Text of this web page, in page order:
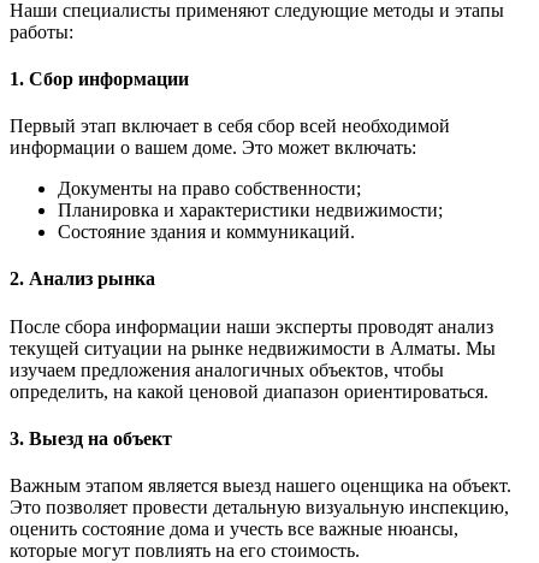
Наши специалисты применяют следующие методы и этапы
работы:
1. Сбор информации
Первый этап включает в себя сбор всей необходимой
информации о вашем доме. Это может включать:
Документы на право собственности;
Планировка и характеристики недвижимости;
Состояние здания и коммуникаций.
2. Анализ рынка
После сбора информации наши эксперты проводят анализ
текущей ситуации на рынке недвижимости в Алматы. Мы
изучаем предложения аналогичных объектов, чтобы
определить, на какой ценовой диапазон ориентироваться.
3. Выезд на объект
Важным этапом является выезд нашего оценщика на объект.
Это позволяет провести детальную визуальную инспекцию,
оценить состояние дома и учесть все важные нюансы,
которые могут повлиять на его стоимость.